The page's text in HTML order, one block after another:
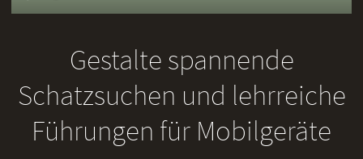
Mute
Gestalte spannende
Schatzsuchen und lehrreiche
Führungen für Mobilgeräte